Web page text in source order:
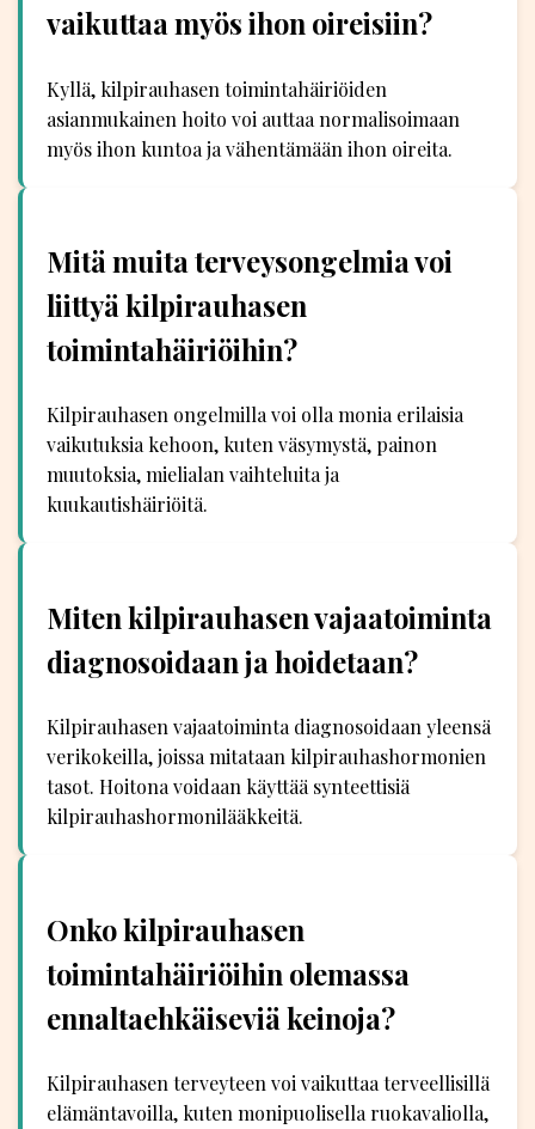
vaikuttaa myös ihon oireisiin?
Kyllä, kilpirauhasen toimintahäiriöiden
asianmukainen hoito voi auttaa normalisoimaan
myös ihon kuntoa ja vähentämään ihon oireita.
Mitä muita terveysongelmia voi
liittyä kilpirauhasen
toimintahäiriöihin?
Kilpirauhasen ongelmilla voi olla monia erilaisia
vaikutuksia kehoon, kuten väsymystä, painon
muutoksia, mielialan vaihteluita ja
kuukautishäiriöitä.
Miten kilpirauhasen vajaatoiminta
diagnosoidaan ja hoidetaan?
Kilpirauhasen vajaatoiminta diagnosoidaan yleensä
verikokeilla, joissa mitataan kilpirauhashormonien
tasot. Hoitona voidaan käyttää synteettisiä
kilpirauhashormonilääkkeitä.
Onko kilpirauhasen
toimintahäiriöihin olemassa
ennaltaehkäiseviä keinoja?
Kilpirauhasen terveyteen voi vaikuttaa terveellisillä
elämäntavoilla, kuten monipuolisella ruokavaliolla,